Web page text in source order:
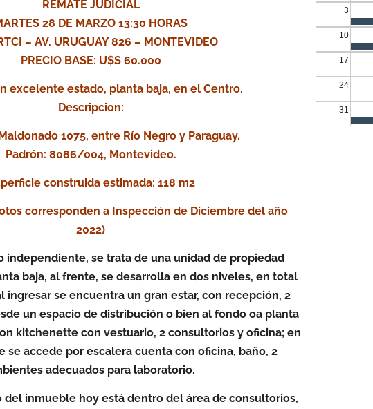
REMATE JUDICIAL
28 DE MARZO 13:30 HORAS
– AV. URUGUAY 826 – MONTEVIDEO
PRECIO BASE: U$S 60.000
excelente estado, planta baja, en el Centro.
Descripcion:
1075, entre Río Negro y Paraguay.
Padrón: 8086/004, Montevideo.
construida estimada: 118 m2
corresponden a Inspección de Diciembre del año
2022)
independiente, se trata de una unidad de propiedad
baja, al frente, se desarrolla en dos niveles, en total
ingresar se encuentra un gran estar, con recepción, 2
un espacio de distribución o bien al fondo oa planta
kitchenette con vestuario, 2 consultorios y oficina; en
se accede por escalera cuenta con oficina, baño, 2
adecuados para laboratorio.
inmueble hoy está dentro del área de consultorios,
3
10
17
24
31